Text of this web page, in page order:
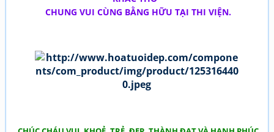
CHUNG VUI CÙNG BẰNG HỮU TẠI THI VIỆN.